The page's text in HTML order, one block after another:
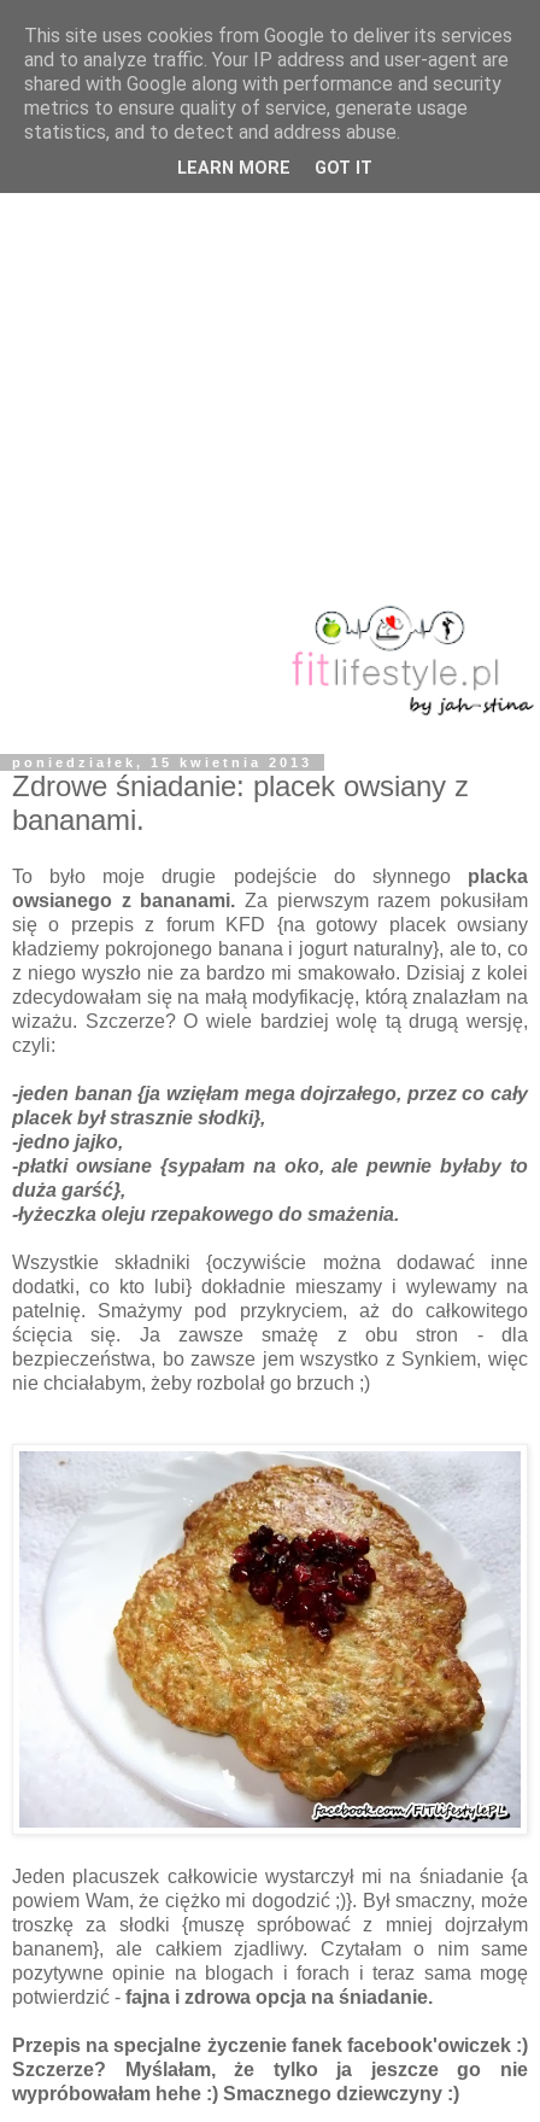
poniedziałek, 15 kwietnia 2013
Zdrowe śniadanie: placek owsiany z
bananami.
To było moje drugie podejście do słynnego placka
owsianego z bananami. Za pierwszym razem pokusiłam
się o przepis z forum KFD {na gotowy placek owsiany
kładziemy pokrojonego banana i jogurt naturalny}, ale to, co
z niego wyszło nie za bardzo mi smakowało. Dzisiaj z kolei
zdecydowałam się na małą modyfikację, którą znalazłam na
wizażu. Szczerze? O wiele bardziej wolę tą drugą wersję,
czyli:
-jeden banan {ja wzięłam mega dojrzałego, przez co cały
placek był strasznie słodki},
-jedno jajko,
-płatki owsiane {sypałam na oko, ale pewnie byłaby to
duża garść},
-łyżeczka oleju rzepakowego do smażenia.
Wszystkie składniki {oczywiście można dodawać inne
dodatki, co kto lubi} dokładnie mieszamy i wylewamy na
patelnię. Smażymy pod przykryciem, aż do całkowitego
ścięcia się. Ja zawsze smażę z obu stron - dla
bezpieczeństwa, bo zawsze jem wszystko z Synkiem, więc
nie chciałabym, żeby rozbolał go brzuch ;)
Jeden placuszek całkowicie wystarczył mi na śniadanie {a
powiem Wam, że ciężko mi dogodzić ;)}. Był smaczny, może
troszkę za słodki {muszę spróbować z mniej dojrzałym
bananem}, ale całkiem zjadliwy. Czytałam o nim same
pozytywne opinie na blogach i forach i teraz sama mogę
potwierdzić - fajna i zdrowa opcja na śniadanie.
Przepis na specjalne życzenie fanek facebook'owiczek :)
Szczerze? Myślałam, że tylko ja jeszcze go nie
wypróbowałam hehe :) Smacznego dziewczyny :)
This site uses cookies from Google to deliver its services
and to analyze traffic. Your IP address and user-agent are
shared with Google along with performance and security
metrics to ensure quality of service, generate usage
statistics, and to detect and address abuse.
LEARN MORE GOT IT